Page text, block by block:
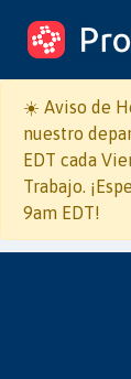
un curso de
☀️ Aviso de
nuestro
EDT cada
Trabajo.
9am EDT!